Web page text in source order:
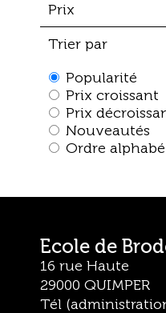
Prix
Trier par
Popularité
Prix croissant
Prix
Nouveautés
Ordre
Ecole de
16 rue Haute
29000 QUIMPER
Tél